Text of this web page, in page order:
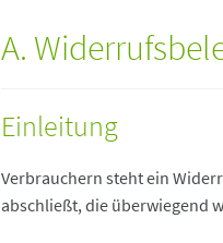
A.
Einleitung
Verbrauchern steht ein
abschließt, die überwiegend